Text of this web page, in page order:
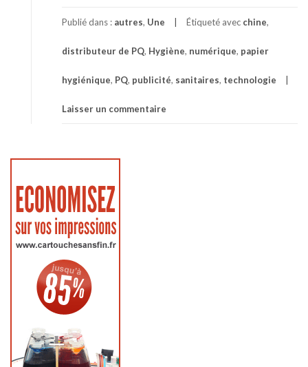
Publié dans : autres, Une Étiqueté avec chine,
distributeur de PQ, Hygiène, numérique, papier
hygiénique, PQ, publicité, sanitaires, technologie
Laisser un commentaire